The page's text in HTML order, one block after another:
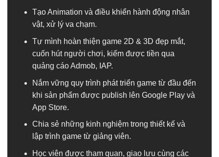
Tạo Animation và điều khiển hành động nhân
vật, xử lý va chạm.
Tự mình hoàn thiện game 2D & 3D đẹp mắt,
cuốn hút người chơi, kiếm được tiền qua
quảng cáo Admob, IAP.
Nắm vững quy trình phát triển game từ đầu đến
khi sản phẩm được publish lên Google Play và
App Store.
Chia sẻ những kinh nghiệm trong thiết kế và
lập trình game từ giảng viên.
Học viên được tham quan, giao lưu cùng các